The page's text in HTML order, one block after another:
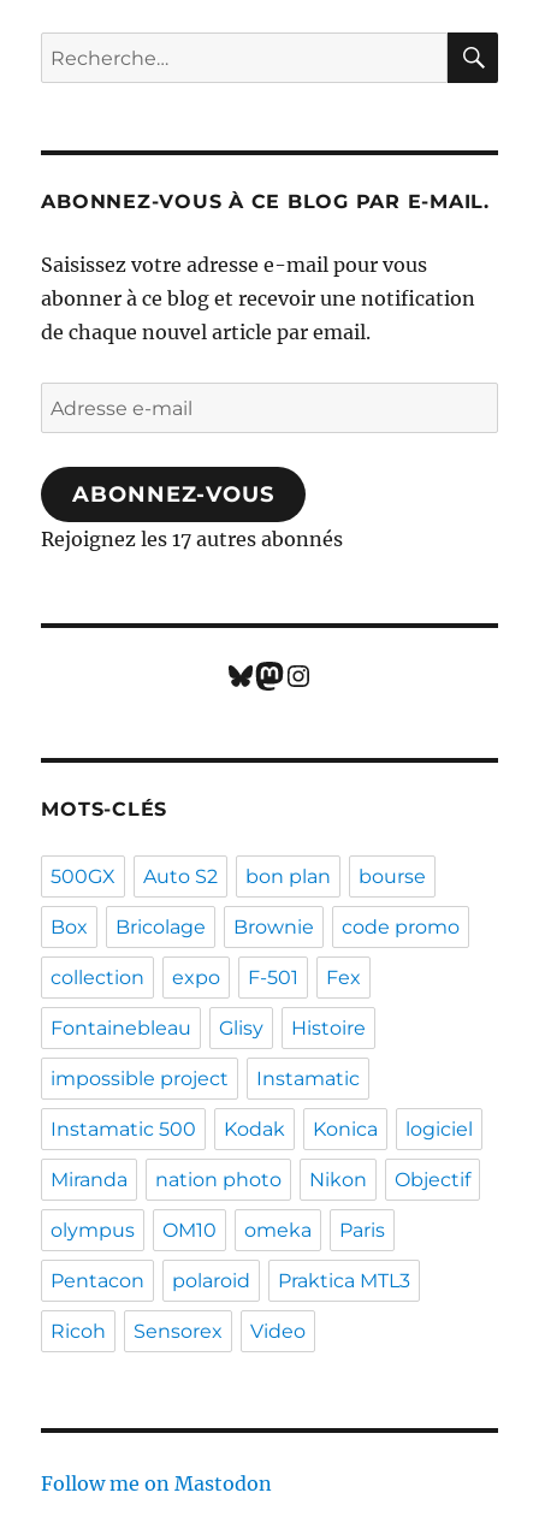
Recherche
pour :
ABONNEZ-VOUS À CE BLOG PAR E-MAIL.
Saisissez votre adresse e-mail pour vous
abonner à ce blog et recevoir une notification
de chaque nouvel article par email.
Adresse
e-
mail
ABONNEZ-VOUS
Rejoignez les 17 autres abonnés
Bluesky
Mastodon
Instagram
MOTS-CLÉS
500GX Auto S2 bon plan bourse
Box Bricolage Brownie code promo
collection expo F-501 Fex
Fontainebleau Glisy Histoire
impossible project Instamatic
Instamatic 500 Kodak Konica logiciel
Miranda nation photo Nikon Objectif
olympus OM10 omeka Paris
Pentacon polaroid Praktica MTL3
Ricoh Sensorex Video
Follow me on Mastodon